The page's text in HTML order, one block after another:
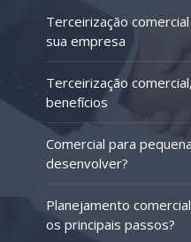
Terceirização
sua empresa
Terceirização
benefícios
Comercial para
desenvolver?
Planejamento
os principais passos?